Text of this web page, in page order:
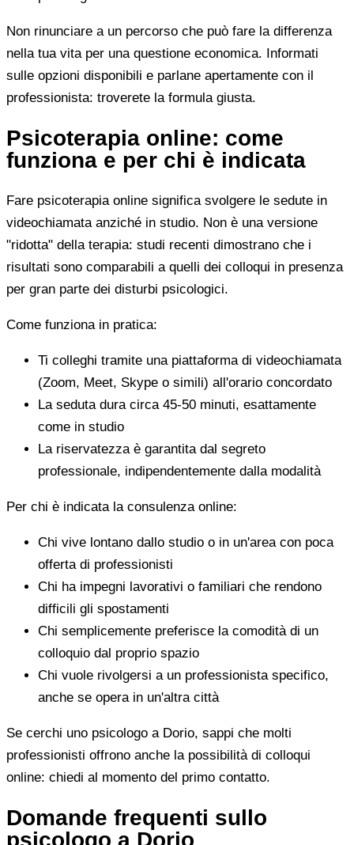
Non rinunciare a un percorso che può fare la differenza
nella tua vita per una questione economica. Informati
sulle opzioni disponibili e parlane apertamente con il
professionista: troverete la formula giusta.
Psicoterapia online: come
funziona e per chi è indicata
Fare psicoterapia online significa svolgere le sedute in
videochiamata anziché in studio. Non è una versione
"ridotta" della terapia: studi recenti dimostrano che i
risultati sono comparabili a quelli dei colloqui in presenza
per gran parte dei disturbi psicologici.
Come funziona in pratica:
Ti colleghi tramite una piattaforma di videochiamata
(Zoom, Meet, Skype o simili) all'orario concordato
La seduta dura circa 45-50 minuti, esattamente
come in studio
La riservatezza è garantita dal segreto
professionale, indipendentemente dalla modalità
Per chi è indicata la consulenza online:
Chi vive lontano dallo studio o in un'area con poca
offerta di professionisti
Chi ha impegni lavorativi o familiari che rendono
difficili gli spostamenti
Chi semplicemente preferisce la comodità di un
colloquio dal proprio spazio
Chi vuole rivolgersi a un professionista specifico,
anche se opera in un'altra città
Se cerchi uno psicologo a Dorio, sappi che molti
professionisti offrono anche la possibilità di colloqui
online: chiedi al momento del primo contatto.
Domande frequenti sullo
psicologo a Dorio